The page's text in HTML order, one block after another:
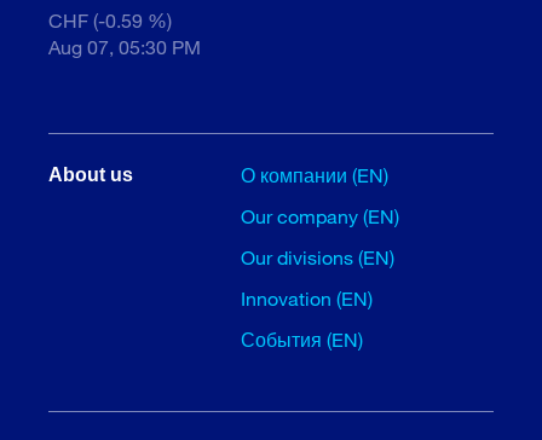
CHF (-0.59 %)
Aug 07, 05:30 PM
About us
О компании (EN)
Our company (EN)
Our divisions (EN)
Innovation (EN)
События (EN)